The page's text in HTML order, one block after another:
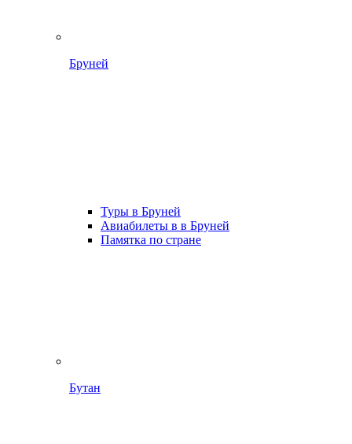
Бруней
Туры в Бруней
Авиабилеты в в Бруней
Памятка по стране
Бутан